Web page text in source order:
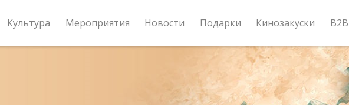
Культура Мероприятия Новости Подарки Кинозакуски B2B